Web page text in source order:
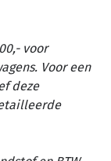
voor
Voor een
deze